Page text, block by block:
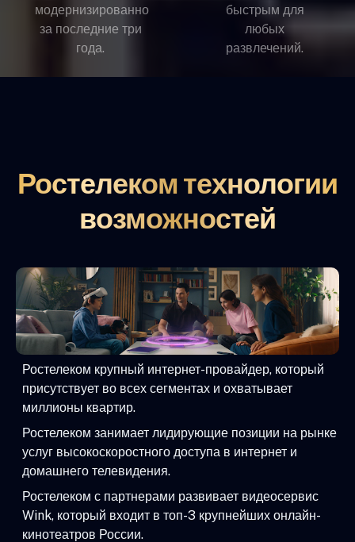
модернизированно
за последние три
года.
быстрым для
любых
развлечений.
Ростелеком технологии
возможностей
Ростелеком крупный интернет-провайдер, который
присутствует во всех сегментах и охватывает
миллионы квартир.
Ростелеком занимает лидирующие позиции на рынке
услуг высокоскоростного доступа в интернет и
домашнего телевидения.
Ростелеком с партнерами развивает видеосервис
Wink, который входит в топ-3 крупнейших онлайн-
кинотеатров России.